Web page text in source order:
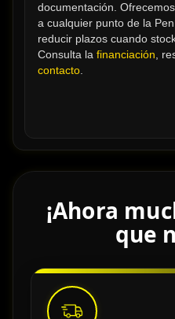
documentación.
a cualquier punto de la
reducir plazos cuando
Consulta la financiación,
contacto.
¡Ahora
que